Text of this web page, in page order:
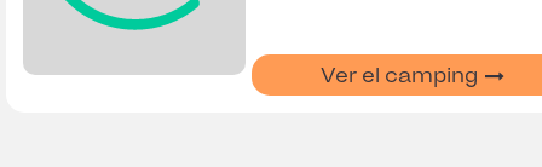
Ver el camping